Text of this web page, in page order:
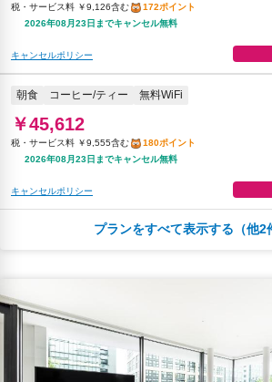
税・サービス料 ￥9,126含む
172ポイント
2026年08月23日までキャンセル無料
キャンセルポリシー
朝食 コーヒー/ティー 無料WiFi
￥45,612
税・サービス料 ￥9,555含む
180ポイント
2026年08月23日までキャンセル無料
キャンセルポリシー
キャンセルポリシー
無料WiFi
￥48,666
プランをすべて表示する（他2